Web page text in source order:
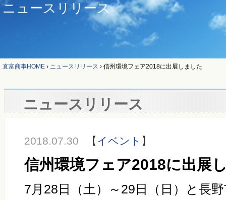
ニュースリリース
直富商事HOME › ニュースリリース › 信州環境フェア2018に出展しました
ニュースリリース
2018.07.30 【 イベント 】
信州環境フェア2018に出展
7月28日（土）～29日（日）と長